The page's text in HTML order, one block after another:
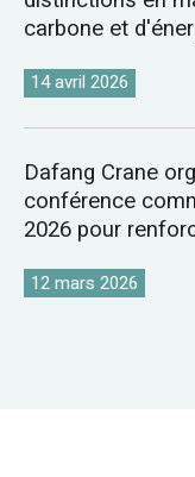
carbone et
14 avril 2026
Dafang Crane
conférence
2026 pour
grues
12 mars 2026